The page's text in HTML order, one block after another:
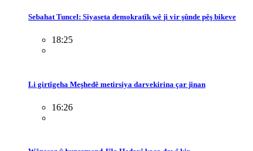
Sebahat Tuncel: Siyaseta demokratîk wê ji vir şûnde pêş bikeve
18:25
Li girtîgeha Meşhedê metirsiya darvekirina çar jinan
16:26